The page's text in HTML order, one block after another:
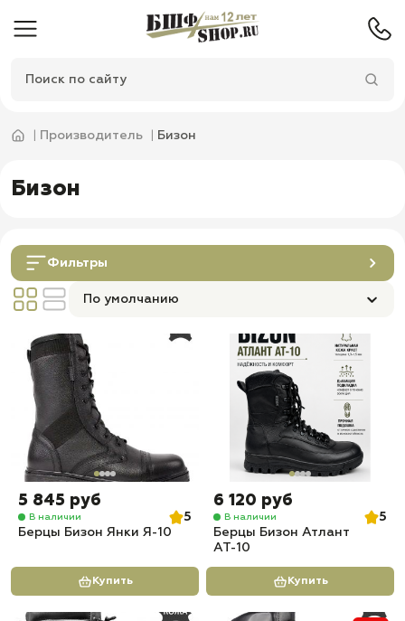
Производитель Бизон
Бизон
Фильтры
По умолчанию
5 845 руб
В наличии
5
Берцы Бизон Янки Я-10
Купить
6 120 руб
В наличии
5
Берцы Бизон Атлант
АТ-10
Купить